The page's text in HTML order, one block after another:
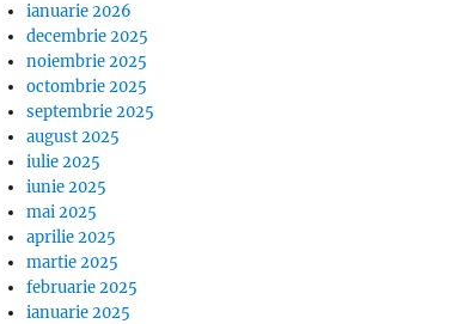
ianuarie 2026
decembrie 2025
noiembrie 2025
octombrie 2025
septembrie 2025
august 2025
iulie 2025
iunie 2025
mai 2025
aprilie 2025
martie 2025
februarie 2025
ianuarie 2025